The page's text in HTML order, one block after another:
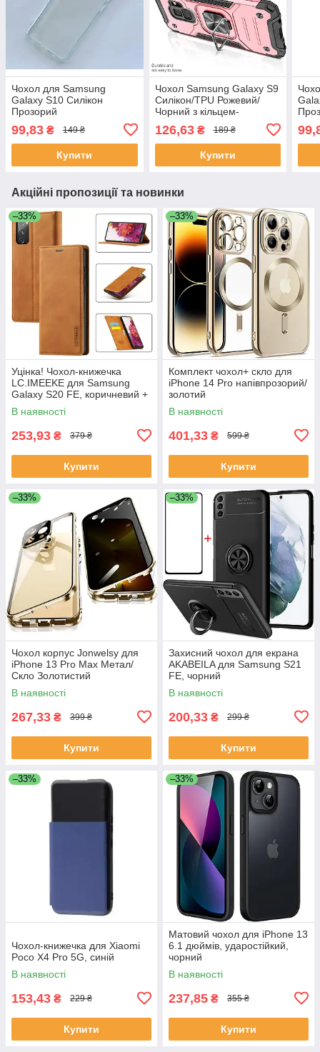
Чохол для Samsung
Galaxy S10 Силікон
Прозорий
99,83 ₴ 149 ₴
Купити
Чохол Samsung Galaxy S9
Силікон/TPU Рожевий/
Чорний з кільцем-
126,63₴ 189 ₴
Купити
Акційні пропозиції та новинки
–33%
Уцінка! Чохол-книжечка
LC.IMEEKE для Samsung
Galaxy S20 FE, коричневий +
захисне скло
В наявності
253,93 ₴ 379 ₴
Купити
–33%
Комплект чохол+ скло для
iPhone 14 Pro напівпрозорий/
золотий
В наявності
401,33 ₴ 599 ₴
Купити
–33%
Чохол корпус Jonwelsy для
iPhone 13 Pro Max Метал/
Скло Золотистий
В наявності
267,33 ₴ 399 ₴
Купити
–33%
Захисний чохол для екрана
AKABEILA для Samsung S21
FE, чорний
В наявності
200,33 ₴ 299 ₴
Купити
–33%
Чохол-книжечка для Xiaomi
Poco X4 Pro 5G, синій
В наявності
153,43 ₴ 229 ₴
Купити
–33%
Матовий чохол для iPhone 13
6.1 дюймів, ударостійкий,
чорний
В наявності
237,85 ₴ 355 ₴
Купити